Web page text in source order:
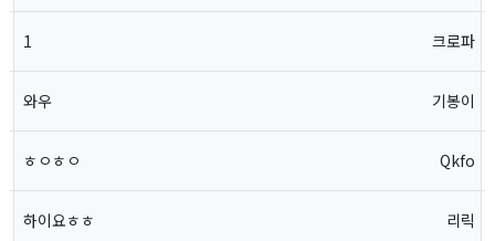
1 크로파
와우 기봉이
ㅎㅇㅎㅇ Qkfo
하이요ㅎㅎ 리릭